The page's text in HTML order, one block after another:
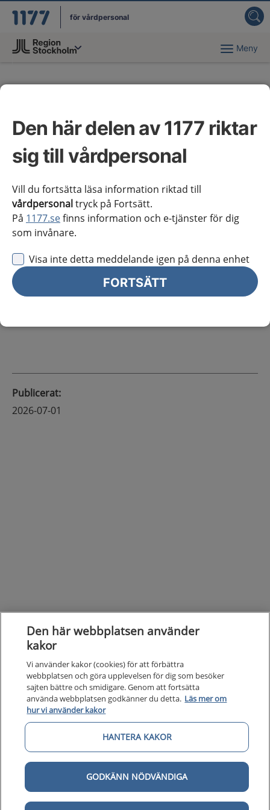
Den här delen av 1177 riktar
sig till vårdpersonal
Vill du fortsätta läsa information riktad till
vårdpersonaltryck på Fortsätt.
På 1177.sefinns information och e-tjänster för dig
som invånare.
Visa inte detta meddelande igen på denna enhet
FORTSÄTT
för vårdpersonal
Du har valt region Meny
kunskapsstöd
Varje månad* publiceras nya eller reviderade
kunskapsstöd och vårdförlopp. Nedan listas de
senast publicerade kunskapsstöden och
vårdförloppen.
*) med undantag för februari, augusti och september när det gäller
kunskapsstöd med möjlighet till regionala tillägg
Nyheter
Publicerat:
2026-07-01
Om 1177 för vårdpersonal
Den här webbplatsen använder
kakor
Vi använder kakor (cookies) för att förbättra
webbplatsen och göra upplevelsen för dig som besöker
sajten bättre och smidigare. Genom att fortsätta
använda webbplatsen godkänner du detta. Läs mer om
hur vi använder kakor
HANTERA KAKOR
GODKÄNN NÖDVÄNDIGA